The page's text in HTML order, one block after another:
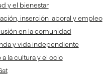
y el bienestar
inserción laboral y empleo
en la comunidad
y vida independiente
la cultura y el ocio